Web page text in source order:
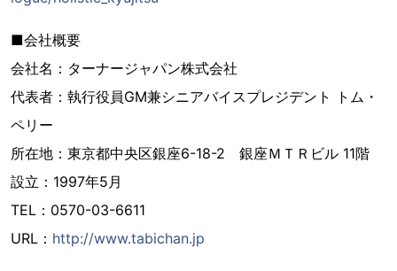
■会社概要
会社名：ターナージャパン株式会社
代表者：執行役員GM兼シニアバイスプレジデント トム・
ペリー
所在地：東京都中央区銀座6-18-2 銀座ＭＴＲビル 11階
設立：1997年5月
TEL：0570-03-6611
URL： http://www.tabichan.jp